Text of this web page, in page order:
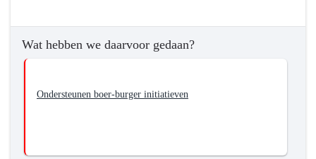
Wat hebben we daarvoor gedaan?
Ondersteunen boer-burger initiatieven